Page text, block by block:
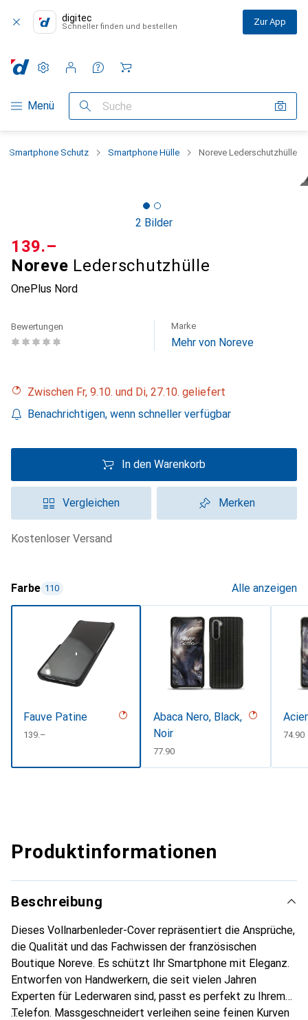
digitec
Schneller finden und bestellen Zur App
Navigation nach Kategorien
Menü Suche
Einstellungen
Kundenkonto
Vergleichslisten
Merklisten
Warenkorb
Smartphone Schutz Smartphone Hülle Noreve Lederschutzhülle
2 Bilder
Noreve Lederschutzhülle
OnePlus Nord
CHF
139.–
Bewertungen Marke
Mehr von Noreve
Zwischen Fr, 9.10. und Di, 27.10. geliefert
Benachrichtigen, wenn schneller verfügbar
In den Warenkorb
Vergleichen Merken
kostenloser Versand
Farbe 110 Alle anzeigen
Fauve Patine
CHF
139.–
Abaca Nero, Black,
Noir
CHF
77.90
CHF
74.90
Produktinformationen
Beschreibung
Dieses Vollnarbenleder-Cover repräsentiert die Ansprüche,
die Qualität und das Fachwissen der französischen
Boutique Noreve. Es schützt Ihr Smartphone mit Eleganz.
Entworfen von Handwerkern, die seit vielen Jahren
Experten für Lederwaren sind, passt es perfekt zu Ihrem
Telefon. Massgeschneidert verleihen seine feinen Kurven